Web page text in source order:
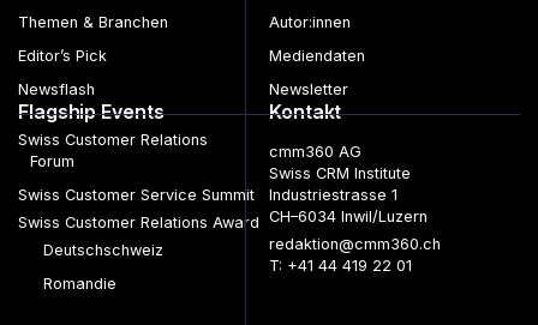
Themen & Branchen
Editor’s Pick
Newsflash
Autor:innen
Mediendaten
Newsletter
Flagship Events
Swiss Customer Relations
Forum
Swiss Customer Service Summit
Swiss Customer Relations Award
Deutschschweiz
Romandie
Kontakt
cmm360 AG
Swiss CRM Institute
Industriestrasse 1
CH–6034 Inwil/Luzern
redaktion@cmm360.ch
T: +41 44 419 22 01